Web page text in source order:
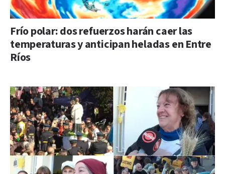
Frío polar: dos refuerzos harán caer las
temperaturas y anticipan heladas en Entre
Ríos